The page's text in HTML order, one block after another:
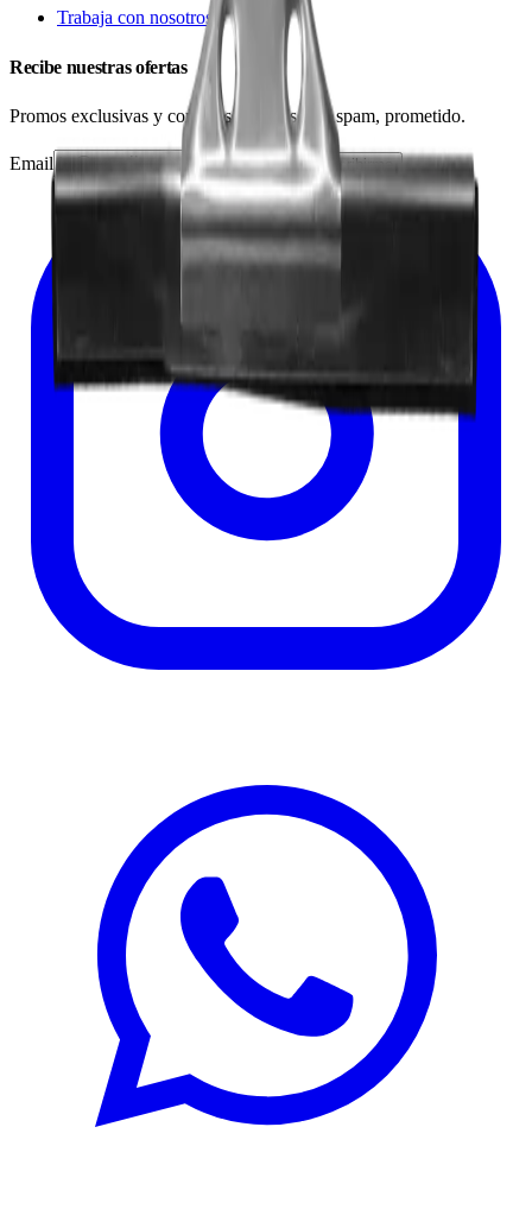
Trabaja con nosotros
Recibe nuestras ofertas
Promos exclusivas y consejos técnicos. Sin spam, prometido.
Email Suscribirme